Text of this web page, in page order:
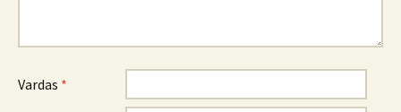
Vardas *